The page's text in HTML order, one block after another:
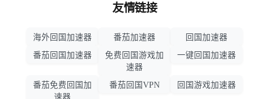
友情链接
海外回国加速器 番茄加速器
回国加速器
番茄回国加速器
免费回国游戏加
速器
一键回国加速器
番茄免费回国加
速器
番茄回国VPN 回国游戏加速器